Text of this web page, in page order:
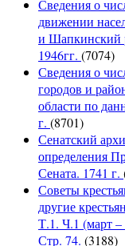
Сведения о
движении
и Шапкинский
1946гг. (7074)
Сведения о
городов и
области по
г. (8701)
Сенатский
определения
Сената. 1741 г.
Советы
другие
Т.1. Ч.1 (март –
Стр. 74. (3188)